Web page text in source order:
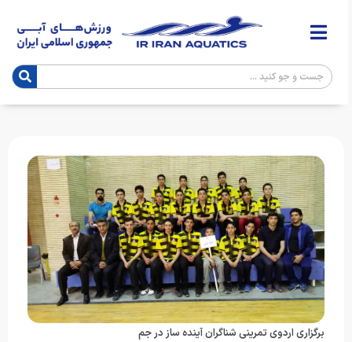
برگزاری اردوی تمرینی شناگران آینده ساز در جم